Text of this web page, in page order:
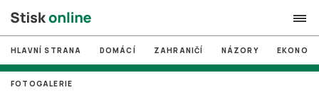
search
# MUNI
HLAVNÍ STRANA DOMÁCÍ ZAHRANIČÍ NÁZORY
FOTOGALERIE